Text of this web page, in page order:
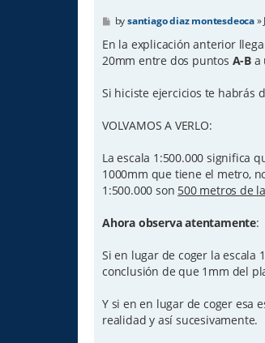
P
s
t
bysantiago diaz montesdeoca»
En la explicación anterior
20mm entre dos puntos A-B a
Si hiciste ejercicios te habrás
VOLVAMOS A VERLO:
La escala 1:500.000 significa
1000mm que tiene el metro,
1:500.000 son 500 metros de
Ahora observa atentamente:
Si en lugar de coger la escala
conclusión de que 1mm del
Y si en en lugar de coger esa
realidad y así sucesivamente.